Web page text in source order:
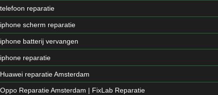
telefoon reparatie
iphone scherm reparatie
iphone batterij vervangen
iphone reparatie
Huawei reparatie Amsterdam
Oppo Reparatie Amsterdam | FixLab Reparatie